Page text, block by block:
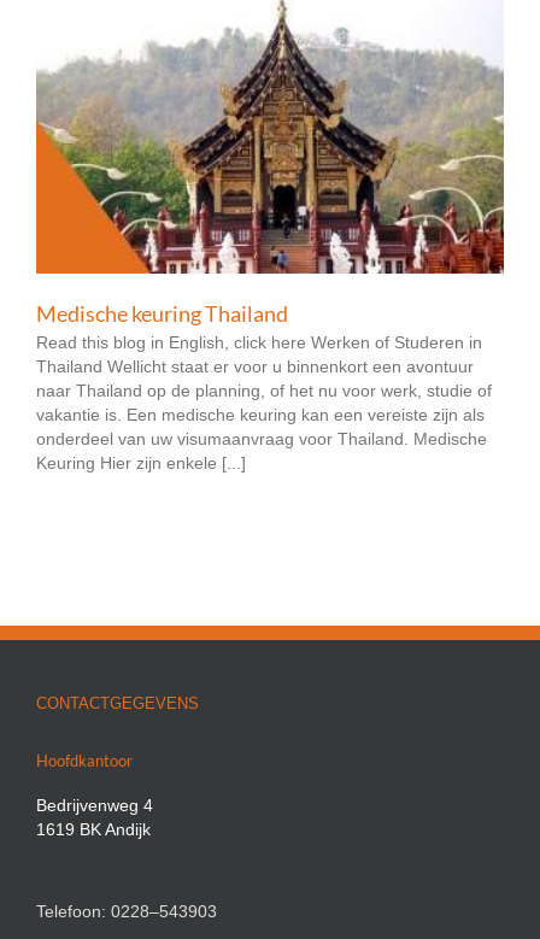
Medische keuring Thailand
Read this blog in English, click here Werken of Studeren in
Thailand Wellicht staat er voor u binnenkort een avontuur
naar Thailand op de planning, of het nu voor werk, studie of
vakantie is. Een medische keuring kan een vereiste zijn als
onderdeel van uw visumaanvraag voor Thailand. Medische
Keuring Hier zijn enkele [...]
CONTACTGEGEVENS
Hoofdkantoor
Bedrijvenweg 4
1619 BK Andijk
Telefoon: 0228–543903